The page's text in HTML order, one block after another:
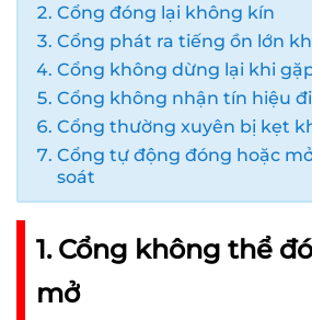
Cổng đóng lại không kín
Cổng phát ra tiếng ồn lớn
Cổng không dừng lại khi
Cổng không nhận tín hiệu
Cổng thường xuyên bị kẹt
Cổng tự động đóng hoặc
soát
1. Cổng không thể
mở